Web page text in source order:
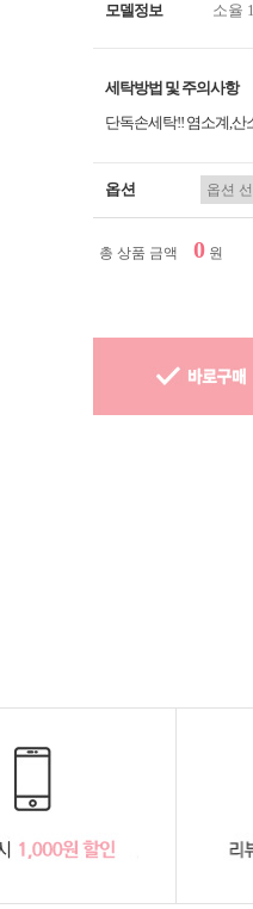
모델정보 소율
세탁방법 및 주의사항
단독손세탁!! 염소계,산
옵션
총 상품 금액 0 원